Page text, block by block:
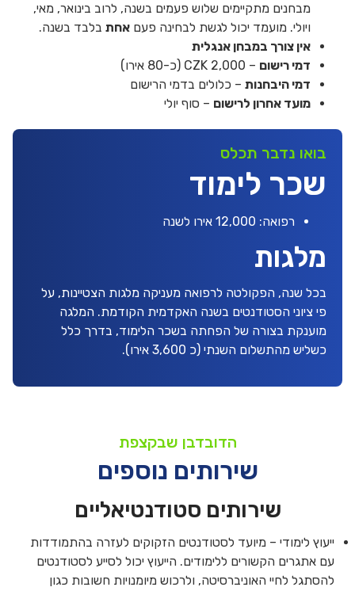
מבחנים מתקיימים שלוש פעמים בשנה, לרוב בינואר, מאי,
ויולי. מועמד יכול לגשת לבחינה פעם אחת בלבד בשנה.
אין צורך במבחן אנגלית
דמי רישום – 2,000 CZK (כ-80 אירו)
דמי היבחנות – כלולים בדמי הרישום
מועד אחרון לרישום – סוף יולי
בואו נדבר תכלס
שכר לימוד
רפואה: 12,000 אירו לשנה
מלגות
בכל שנה, הפקולטה לרפואה מעניקה מלגות הצטיינות, על
פי ציוני הסטודנטים בשנה האקדמית הקודמת. המלגה
מוענקת בצורה של הפחתה בשכר הלימוד, בדרך כלל
כשליש מהתשלום השנתי (כ 3,600 אירו).
הדובדבן שבקצפת
שירותים נוספים
שירותים סטודנטיאליים
ייעוץ לימודי – מיועד לסטודנטים הזקוקים לעזרה בהתמודדות
עם אתגרים הקשורים ללימודים. הייעוץ יכול לסייע לסטודנטים
להסתגל לחיי האוניברסיטה, ולרכוש מיומנויות חשובות כגון